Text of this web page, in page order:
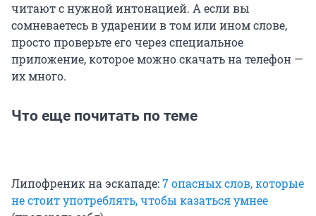
читают с нужной интонацией. А если вы
сомневаетесь в ударении в том или ином слове,
просто проверьте его через специальное
приложение, которое можно скачать на телефон —
их много.
Что еще почитать по теме
Липофреник на эскападе:7 опасных слов, которые
не стоит употреблять, чтобы казаться умнее